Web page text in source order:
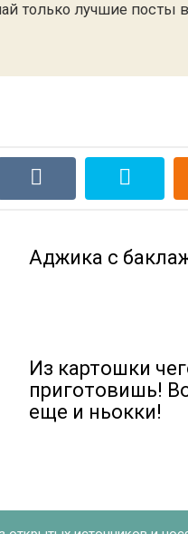
только лучшие посты в
Аджика с
Из картошки
приготовишь!
еще и ньокки!